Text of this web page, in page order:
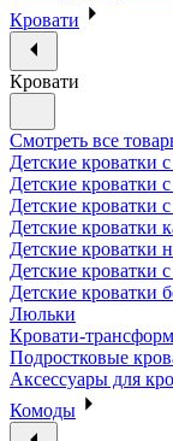
Кровати
Кровати
Смотреть все
Детские кроватки
Детские кроватки
Детские кроватки
Детские кроватки
Детские кроватки
Детские кроватки
Детские кроватки
Люльки
Кровати-
Подростковые
Аксессуары для
Комоды